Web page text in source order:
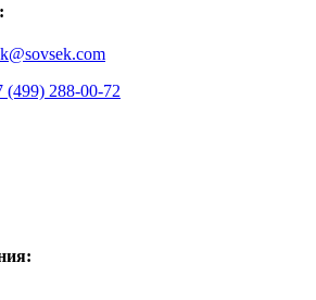
(499) 288-00-72